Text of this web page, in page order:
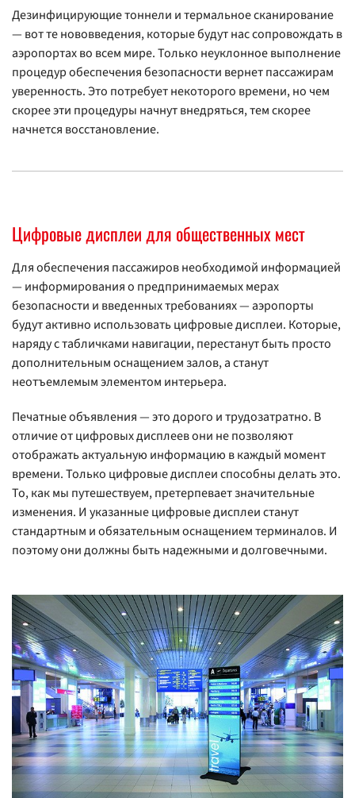
Дезинфицирующие тоннели и термальное сканирование
— вот те нововведения, которые будут нас сопровождать в
аэропортах во всем мире. Только неуклонное выполнение
процедур обеспечения безопасности вернет пассажирам
уверенность. Это потребует некоторого времени, но чем
скорее эти процедуры начнут внедряться, тем скорее
начнется восстановление.
Цифровые дисплеи для общественных мест
Для обеспечения пассажиров необходимой информацией
— информирования о предпринимаемых мерах
безопасности и введенных требованиях — аэропорты
будут активно использовать цифровые дисплеи. Которые,
наряду с табличками навигации, перестанут быть просто
дополнительным оснащением залов, а станут
неотъемлемым элементом интерьера.
Печатные объявления — это дорого и трудозатратно. В
отличие от цифровых дисплеев они не позволяют
отображать актуальную информацию в каждый момент
времени. Только цифровые дисплеи способны делать это.
То, как мы путешествуем, претерпевает значительные
изменения. И указанные цифровые дисплеи станут
стандартным и обязательным оснащением терминалов. И
поэтому они должны быть надежными и долговечными.